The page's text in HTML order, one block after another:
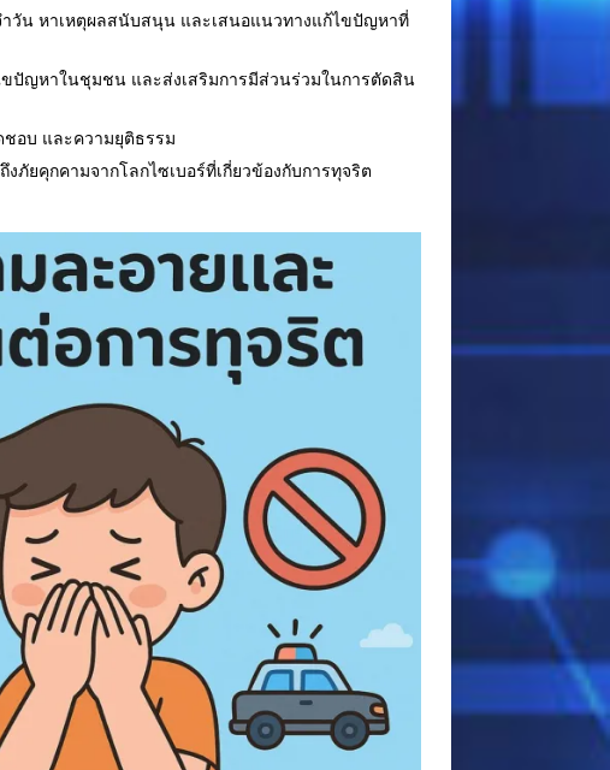
วัน หาเหตุผลสนับสนุน และเสนอแนวทางแก้ไขปัญหาที่
ปัญหาในชุมชน และส่งเสริมการมีส่วนร่วมในการตัดสิน
อบ และความยุติธรรม
ภัยคุกคามจากโลกไซเบอร์ที่เกี่ยวข้องกับการทุจริต